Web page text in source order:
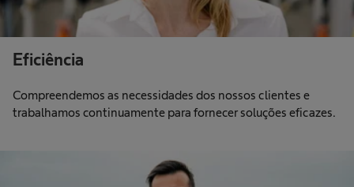
Eficiência
Compreendemos as necessidades dos nossos clientes e
trabalhamos continuamente para fornecer soluções eficazes.